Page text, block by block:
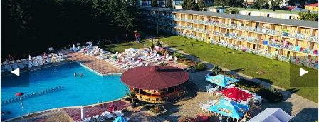
▶︎
◀︎